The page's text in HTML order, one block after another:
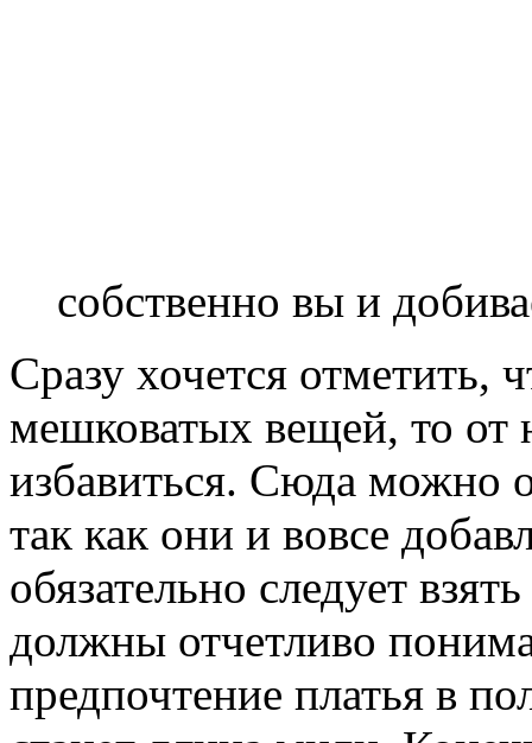
собственно вы и
Сразу хочется отметить,
мешковатых вещей, то от
избавиться. Сюда можно
так как они и вовсе
обязательно следует
должны отчетливо
предпочтение платья в